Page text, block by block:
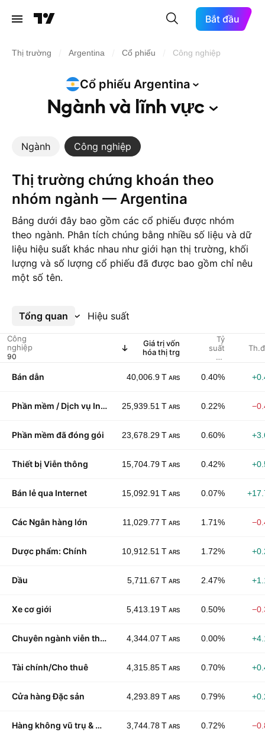
Bắt đầu
Thị trường Argentina Cổ phiếu Công nghiệp
Cổ phiếu Argentina
Ngành và lĩnhvực
Ngành Công nghiệp
Thị trường chứng khoán theo
nhóm ngành — Argentina
Bảng dưới đây bao gồm các cổ phiếu được nhóm
theo ngành. Phân tích chúng bằng nhiều số liệu và dữ
liệu hiệu suất khác nhau như giới hạn thị trường, khối
lượng và số lượng cổ phiếu đã được bao gồm chỉ nêu
một số tên.
Tổng quan Hiệu suất
Xem thêm
Công
nghiệp
Giá trị vốn
hóa thị trg
Tỷ
suất
cổ
(được
chỉ
Bán dẫn 40,006.9 T ARS 0.40%
Phần mềm / Dịch vụ Internet 25,939.51 T ARS 0.22%
Phần mềm đã đóng gói 23,678.29 T ARS 0.60%
Thiết bị Viễn thông 15,704.79 T ARS 0.42%
Bán lẻ qua Internet 15,092.91 T ARS 0.07%
Các Ngân hàng lớn 11,029.77 T ARS 1.71%
Dược phẩm: Chính 10,912.51 T ARS 1.72%
Dầu 5,711.67 T ARS 2.47%
Xe cơ giới 5,413.19 T ARS 0.50%
Chuyên ngành viễn thông 4,344.07 T ARS 0.00%
Tài chính/Cho thuê 4,315.85 T ARS 0.70%
Cửa hàng Đặc sản 4,293.89 T ARS 0.79%
Hàng không vũ trụ & Quốc phòng 3,744.78 T ARS 0.72%